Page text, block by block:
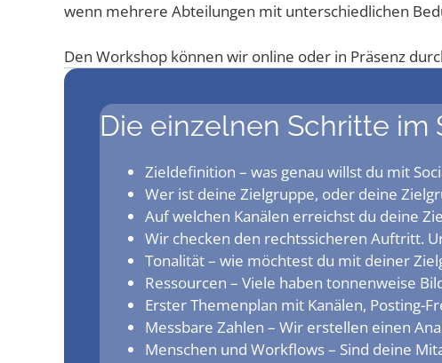
wenn meh­re­re Abtei­lun­gen mit unter­schied­li­chen
Den Work­shop kön­nen wir online oder in Prä­senz
Die ein­zel­nen Schrit­te im
Ziel­de­fi­ni­ti­on – was genau willst du mit
Wer ist dei­ne Ziel­grup­pe, oder dei­ne
Auf wel­chen Kanä­len erreichst du dei­ne
Wir che­cken den rechts­si­che­ren Auf­tritt.
Tona­li­tät – wie möch­test du mit dei­ner
Res­sour­cen – Vie­le haben ton­nen­wei­se
Ers­ter The­men­plan mit Kanä­len, Pos­ting-
Mess­ba­re Zah­len – Wir erstel­len einen
Men­schen und Work­flows – Sind dei­ne